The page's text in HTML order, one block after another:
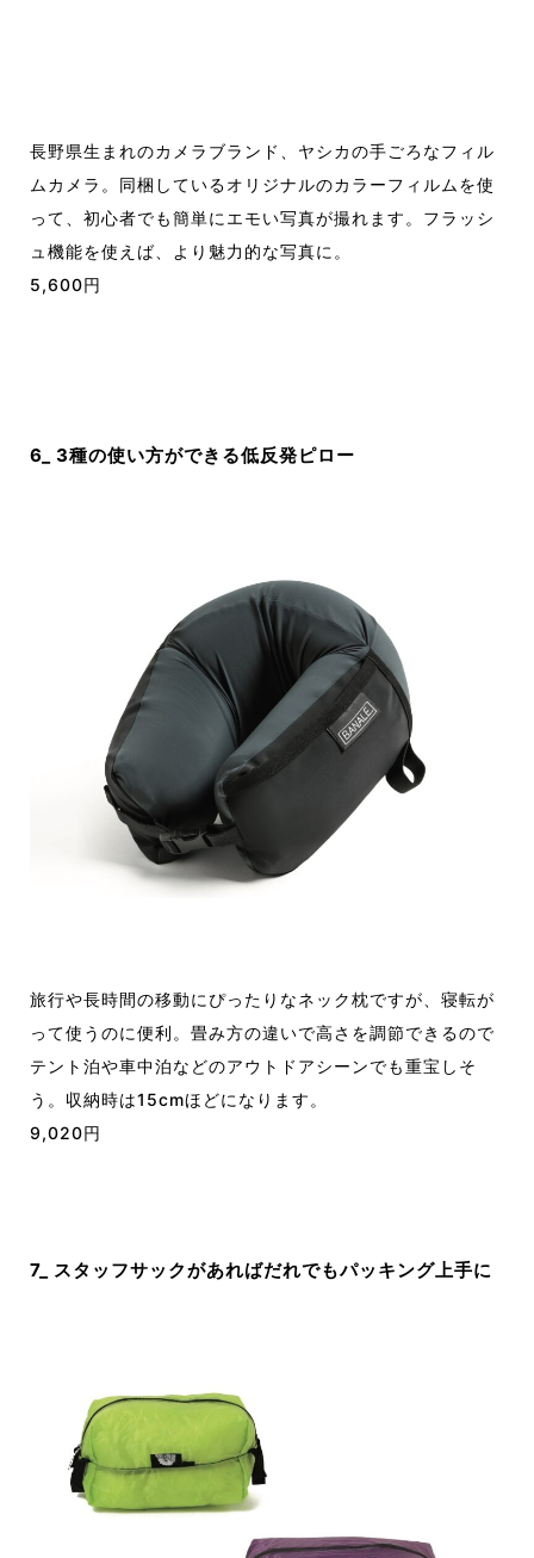
長野県生まれのカメラブランド、ヤシカの手ごろなフィル
ムカメラ。同梱しているオリジナルのカラーフィルムを使
って、初心者でも簡単にエモい写真が撮れます。フラッシ
ュ機能を使えば、より魅力的な写真に。
5,600円
6_ 3種の使い方ができる低反発ピロー
旅行や長時間の移動にぴったりなネック枕ですが、寝転が
って使うのに便利。畳み方の違いで高さを調節できるので
テント泊や車中泊などのアウトドアシーンでも重宝しそ
う。収納時は15cmほどになります。
9,020円
7_ スタッフサックがあればだれでもパッキング上手に